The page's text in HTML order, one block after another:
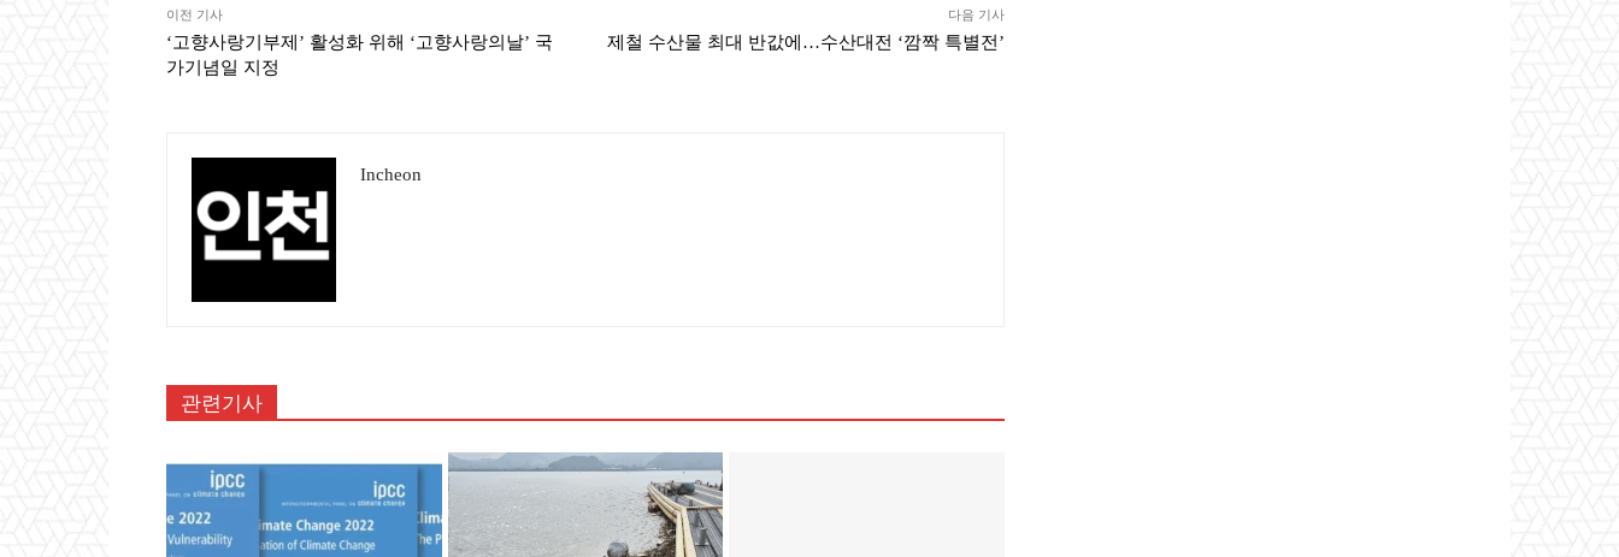
이전 기사
‘고향사랑기부제’ 활성화 위해 ‘고향사랑의날’ 국
가기념일 지정
다음 기사
제철 수산물 최대 반값에…수산대전 ‘깜짝 특별전’
Incheon
관련기사